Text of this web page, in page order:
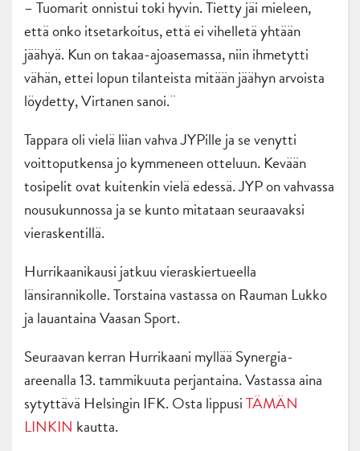
– Tuomarit onnistui toki hyvin. Tietty jäi mieleen,
että onko itsetarkoitus, että ei vihelletä yhtään
jäähyä. Kun on takaa-ajoasemassa, niin ihmetytti
vähän, ettei lopun tilanteista mitään jäähyn arvoista
löydetty, Virtanen sanoi.¨
Tappara oli vielä liian vahva JYPille ja se venytti
voittoputkensa jo kymmeneen otteluun. Kevään
tosipelit ovat kuitenkin vielä edessä. JYP on vahvassa
nousukunnossa ja se kunto mitataan seuraavaksi
vieraskentillä.
Hurrikaanikausi jatkuu vieraskiertueella
länsirannikolle. Torstaina vastassa on Rauman Lukko
ja lauantaina Vaasan Sport.
Seuraavan kerran Hurrikaani myllää Synergia-
areenalla 13. tammikuuta perjantaina. Vastassa aina
sytyttävä Helsingin IFK. Osta lippusiTÄMÄN
LINKIN kautta.